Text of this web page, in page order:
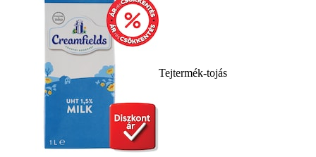
Tejtermék-tojás